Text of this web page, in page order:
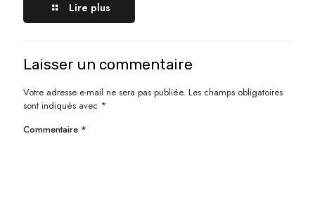
Lire plus
Laisser un commentaire
Votre adresse e-mail ne sera pas publiée. Les champs obligatoires
sont indiqués avec *
Commentaire *